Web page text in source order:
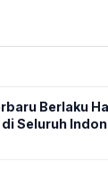
Berlaku
Seluruh